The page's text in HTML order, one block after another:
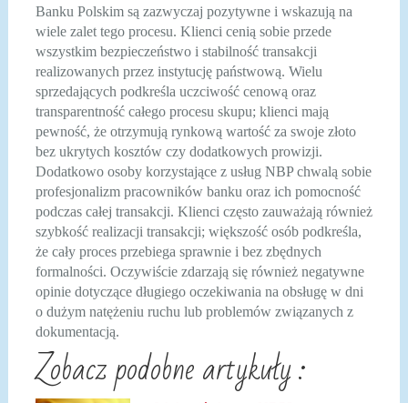
Banku Polskim są zazwyczaj pozytywne i wskazują na
wiele zalet tego procesu. Klienci cenią sobie przede
wszystkim bezpieczeństwo i stabilność transakcji
realizowanych przez instytucję państwową. Wielu
sprzedających podkreśla uczciwość cenową oraz
transparentność całego procesu skupu; klienci mają
pewność, że otrzymują rynkową wartość za swoje złoto
bez ukrytych kosztów czy dodatkowych prowizji.
Dodatkowo osoby korzystające z usług NBP chwalą sobie
profesjonalizm pracowników banku oraz ich pomocność
podczas całej transakcji. Klienci często zauważają również
szybkość realizacji transakcji; większość osób podkreśla,
że cały proces przebiega sprawnie i bez zbędnych
formalności. Oczywiście zdarzają się również negatywne
opinie dotyczące długiego oczekiwania na obsługę w dni
o dużym natężeniu ruchu lub problemów związanych z
dokumentacją.
Zobacz podobne artykuły :